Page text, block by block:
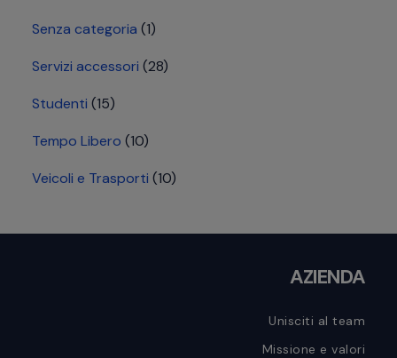
Senza categoria (1)
Servizi accessori (28)
Studenti (15)
Tempo Libero (10)
Veicoli e Trasporti (10)
AZIENDA
Unisciti al team
Missione e valori